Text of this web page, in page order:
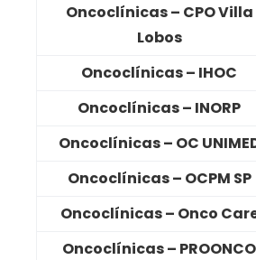
Oncoclínicas – CPO Villa
Lobos
Oncoclínicas – IHOC
Oncoclínicas – INORP
Oncoclínicas – OC
Oncoclínicas – OCPM SP
Oncoclínicas – Onco
Oncoclínicas – PROONCO